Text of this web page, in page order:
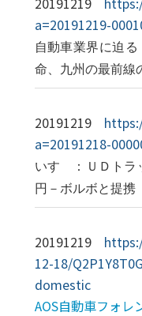
a=20191219-
自動車業界に迫
命、九州の最前線
20191219
a=20191218-
いすゞ：ＵＤト
円－ボルボと提携
20191219
12-18/
domestic
AOS自動車フォレ